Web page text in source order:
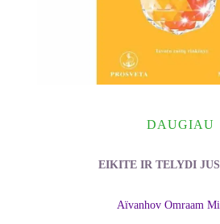
DAUGIAU
EIKITE IR TELYDI
Aïvanhov Omraam